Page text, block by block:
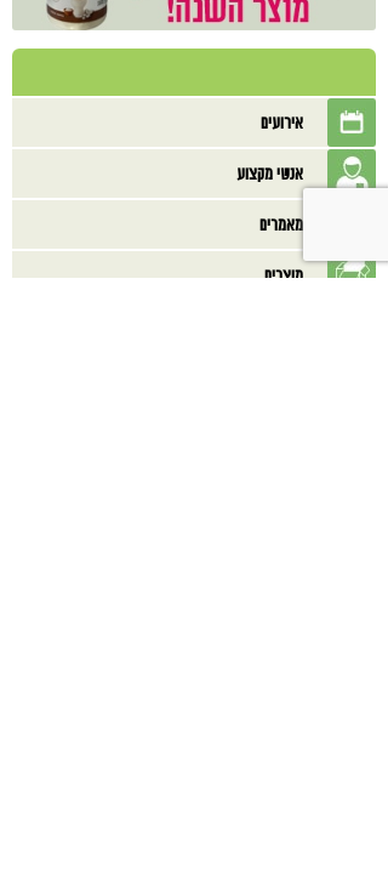
אירועים
אנשי מקצוע
מאמרים
מוצרים